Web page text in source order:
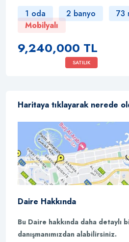
1 oda 2 banyo 73
Mobilyalı
9,240,000 TL
SATILIK
Haritaya tıklayarak nerede
Daire Hakkında
Bu Daire hakkında daha detaylı
danışmanımızdan alabilirsiniz.